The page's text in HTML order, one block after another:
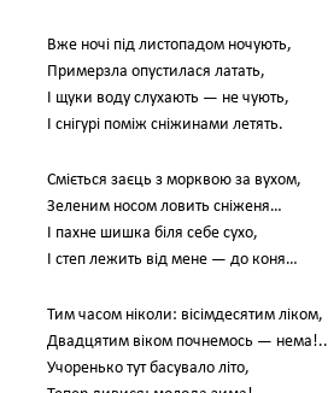
Вже ночі під листопадом ночують,
Примерзла опустилася латать,
І щуки воду слухають — не чують,
І снігурі поміж сніжинами летять.
Сміється заєць з морквою за вухом,
Зеленим носом ловить сніженя…
І пахне шишка біля себе сухо,
І степ лежить від мене — до коня…
Тим часом ніколи: вісімдесятим ліком,
Двадцятим віком почнемось — нема!..
Учоренько тут басувало літо,